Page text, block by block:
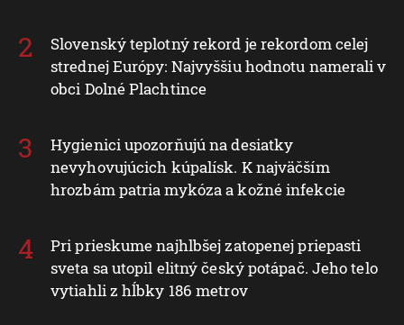
Slovenský teplotný rekord je rekordom celej
strednej Európy: Najvyššiu hodnotu namerali v
obci Dolné Plachtince
Hygienici upozorňujú na desiatky
nevyhovujúcich kúpalísk. K najväčším
hrozbám patria mykóza a kožné infekcie
Pri prieskume najhlbšej zatopenej priepasti
sveta sa utopil elitný český potápač. Jeho telo
vytiahli z hĺbky 186 metrov